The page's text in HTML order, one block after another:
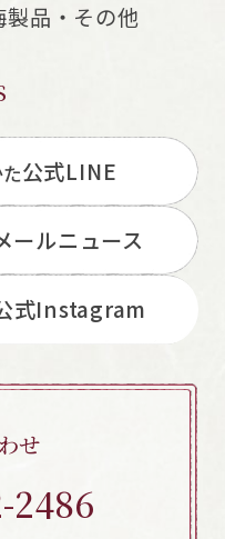
製品・その他
公式LINE
ールニュース
式Instagram
せ
2486